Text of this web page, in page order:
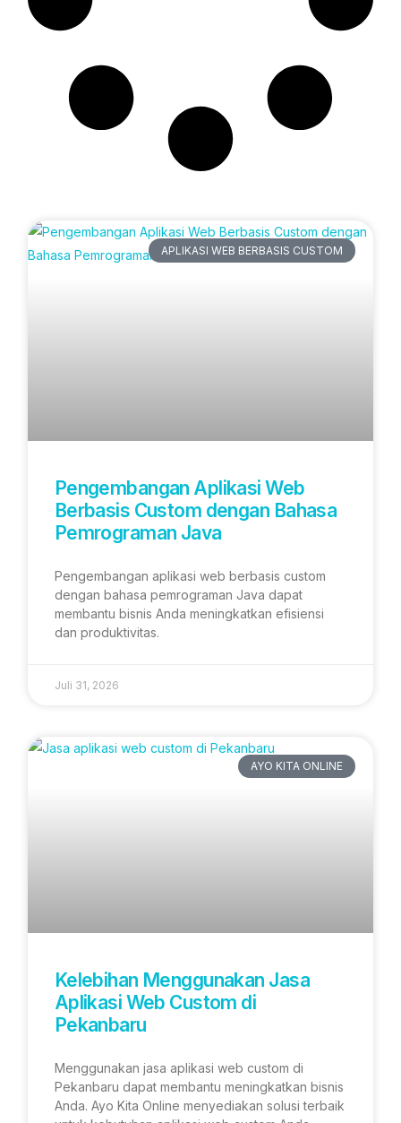
APLIKASI WEB BERBASIS CUSTOM
Pengembangan Aplikasi Web
Berbasis Custom dengan Bahasa
Pemrograman Java
Pengembangan aplikasi web berbasis custom
dengan bahasa pemrograman Java dapat
membantu bisnis Anda meningkatkan efisiensi
dan produktivitas.
Juli 31, 2026
AYO KITA ONLINE
Kelebihan Menggunakan Jasa
Aplikasi Web Custom di
Pekanbaru
Menggunakan jasa aplikasi web custom di
Pekanbaru dapat membantu meningkatkan bisnis
Anda. Ayo Kita Online menyediakan solusi terbaik